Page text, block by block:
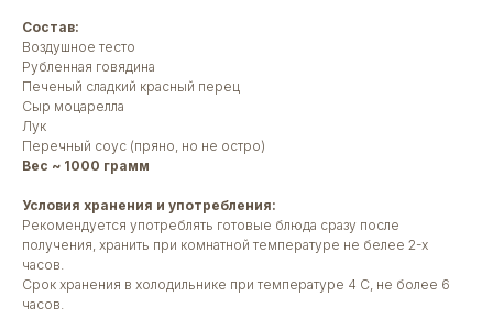
Состав:
Воздушное тесто
Рубленная говядина
Печеный сладкий красный перец
Сыр моцарелла
Лук
Перечный соус (пряно, но не остро)
Вес ~ 1000 грамм
Условия хранения и употребления:
Рекомендуется употреблять готовые блюда сразу после
получения, хранить при комнатной температуре не белее 2-х
часов.
Срок хранения в холодильнике при температуре 4 С, не более 6
часов.